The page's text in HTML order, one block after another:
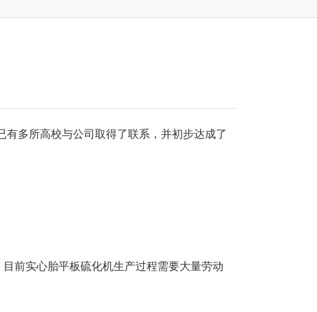
有多所高校与公司取得了联系，并初步达成了
目前实心胎平板硫化机生产过程需要大量劳动